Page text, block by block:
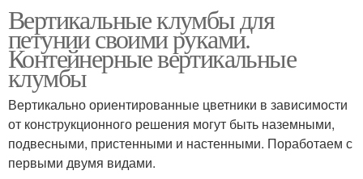
Вертикальные клумбы для
петунии своими руками.
Контейнерные вертикальные
клумбы
Вертикально ориентированные цветники в зависимости
от конструкционного решения могут быть наземными,
подвесными, пристенными и настенными. Поработаем с
первыми двумя видами.